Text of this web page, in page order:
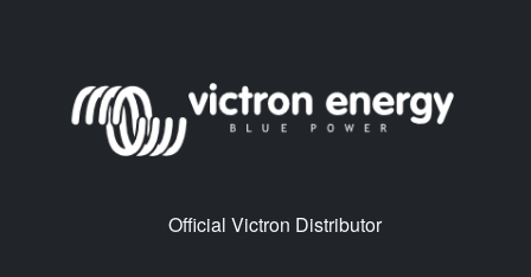
Official Victron Distributor